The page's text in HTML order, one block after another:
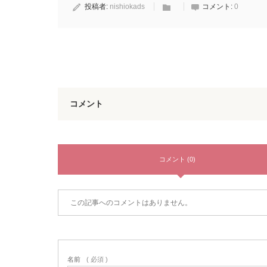
投稿者: nishiokads コメント: 0
コメント
コメント (0)
この記事へのコメントはありません。
名前 ( 必須 )